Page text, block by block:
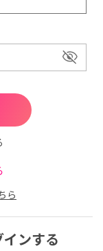
ら
ンする